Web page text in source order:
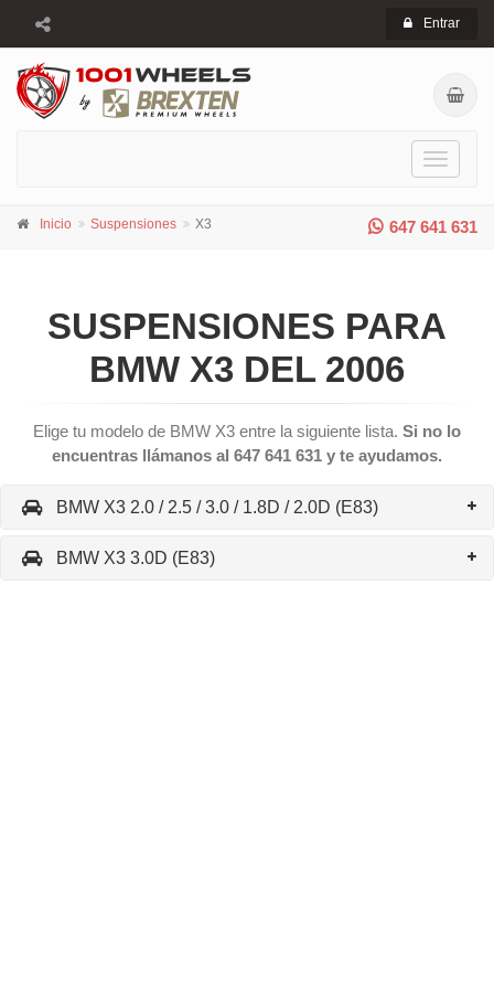
Entrar
Toggle
647 641 631
Inicio Suspensiones X3
SUSPENSIONES PARA
BMW X3 DEL 2006
Elige tu modelo de BMW X3 entre la siguiente lista. Si no lo
encuentras llámanos al 647 641 631 y te ayudamos.
BMW X3 2.0 / 2.5 / 3.0 / 1.8D / 2.0D (E83)
BMW X3 3.0D (E83)